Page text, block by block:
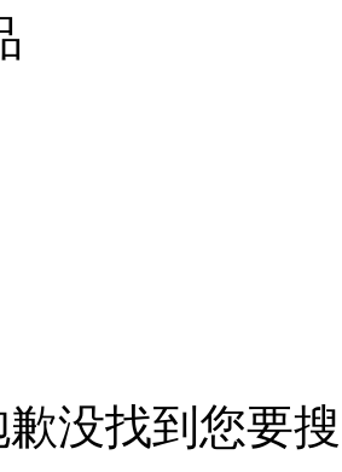
歉没找到您要